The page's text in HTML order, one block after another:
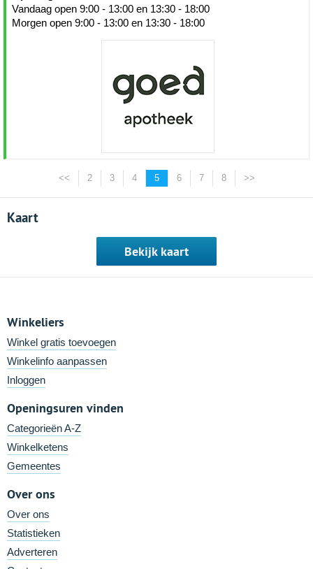
Vandaag open 9:00 - 13:00 en 13:30 - 18:00
Morgen open 9:00 - 13:00 en 13:30 - 18:00
<< 2 3 4 5 6 7 8 >>
Kaart
Bekijk kaart
Winkeliers
Winkel gratis toevoegen
Winkelinfo aanpassen
Inloggen
Openingsuren vinden
Categorieën A-Z
Winkelketens
Gemeentes
Over ons
Over ons
Statistieken
Adverteren